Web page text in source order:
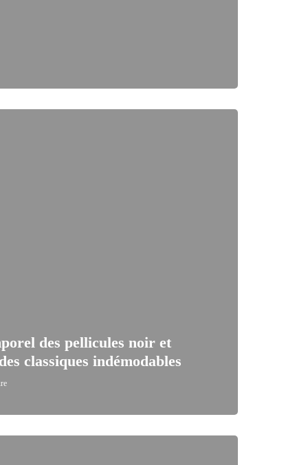
des pellicules noir et
classiques indémodables